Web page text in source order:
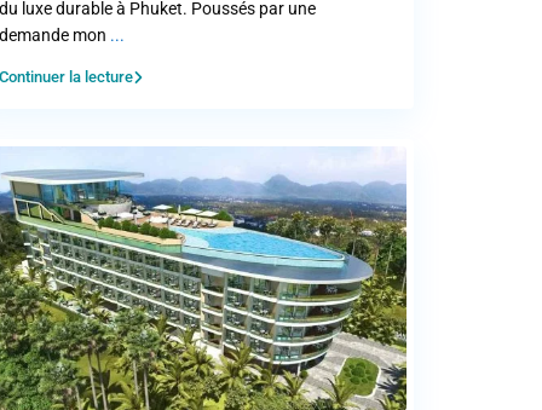
du luxe durable à Phuket. Poussés par une
demande mon ...
Continuer la lecture